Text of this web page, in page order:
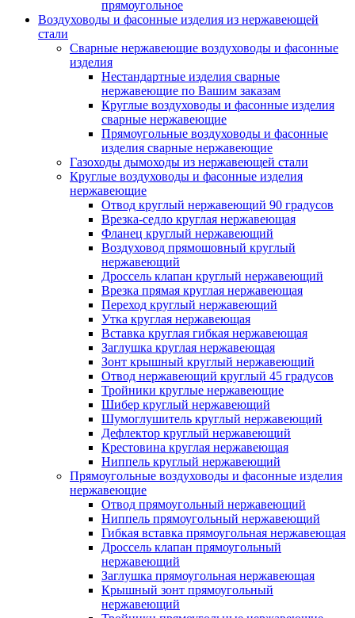
прямоугольное
Воздуховоды и фасонные изделия из нержавеющей
стали
Сварные нержавеющие воздуховоды и фасонные
изделия
Нестандартные изделия сварные
нержавеющие по Вашим заказам
Круглые воздуховоды и фасонные изделия
сварные нержавеющие
Прямоугольные воздуховоды и фасонные
изделия сварные нержавеющие
Газоходы дымоходы из нержавеющей стали
Круглые воздуховоды и фасонные изделия
нержавеющие
Отвод круглый нержавеющий 90 градусов
Врезка-седло круглая нержавеющая
Фланец круглый нержавеющий
Воздуховод прямошовный круглый
нержавеющий
Дроссель клапан круглый нержавеющий
Врезка прямая круглая нержавеющая
Переход круглый нержавеющий
Утка круглая нержавеющая
Вставка круглая гибкая нержавеющая
Заглушка круглая нержавеющая
Зонт крышный круглый нержавеющий
Отвод нержавеющий круглый 45 градусов
Тройники круглые нержавеющие
Шибер круглый нержавеющий
Шумоглушитель круглый нержавеющий
Дефлектор круглый нержавеющий
Крестовина круглая нержавеющая
Ниппель круглый нержавеющий
Прямоугольные воздуховоды и фасонные изделия
нержавеющие
Отвод прямоугольный нержавеющий
Ниппель прямоугольный нержавеющий
Гибкая вставка прямоугольная нержавеющая
Дроссель клапан прямоугольный
нержавеющий
Заглушка прямоугольная нержавеющая
Крышный зонт прямоугольный
нержавеющий